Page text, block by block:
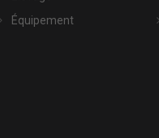
Équipement